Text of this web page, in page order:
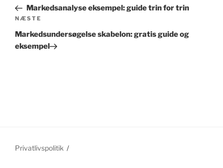
indlægMarkedsanalyse eksempel: guide trin for trin
Næste
indlæg
NÆSTE
Markedsundersøgelse skabelon: gratis guide og
eksempel
Privatlivspolitik